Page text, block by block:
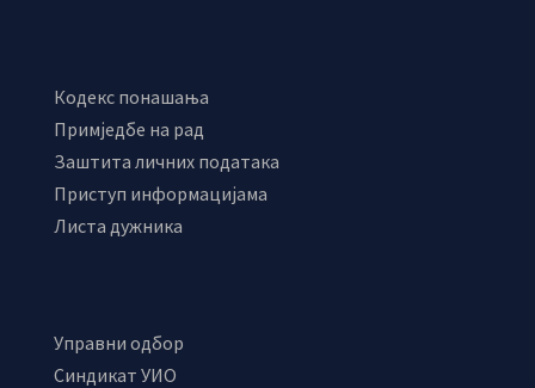
Кодекс понашања
Примједбе на рад
Заштита личних података
Приступ информацијама
Листа дужника
Управни одбор
Синдикат УИО